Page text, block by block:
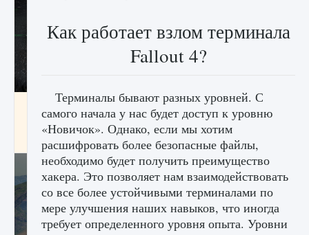
лицензии, лиги, команды и стадионы в EA
FC 25
9 августа 2024 2 395 2
Как работает взлом терминала
Fallout 4?
Терминалы бывают разных уровней. С
самого начала у нас будет доступ к уровню
«Новичок». Однако, если мы хотим
расшифровать более безопасные файлы,
необходимо будет получить преимущество
хакера. Это позволяет нам взаимодействовать
со все более устойчивыми терминалами по
мере улучшения наших навыков, что иногда
требует определенного уровня опыта. Уровни